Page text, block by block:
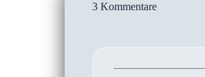
3 Kommentare